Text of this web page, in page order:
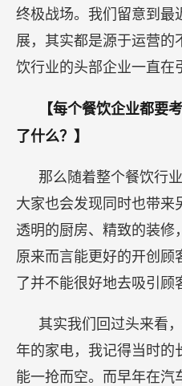
终极战场。我们留意到最
展，其实都是源于运营的
饮行业的头部企业一直在
【每个餐饮企业都要
了什么？】
那么随着整个餐饮行
大家也会发现同时也带来
透明的厨房、精致的装修
原来而言能更好的开创顾
了并不能很好地去吸引顾
其实我们回过头来看
年的家电，我记得当时的
能一抢而空。而早年在汽